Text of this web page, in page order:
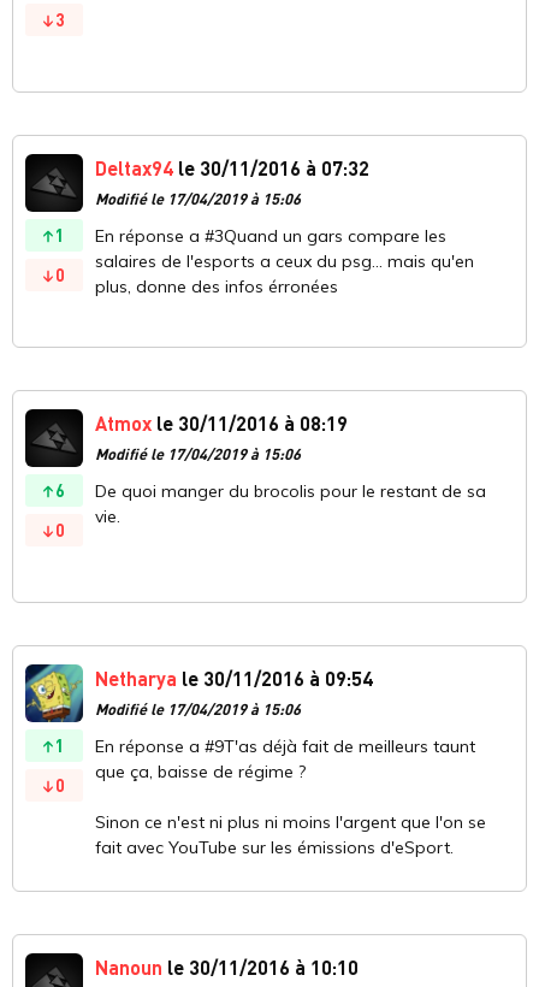
3
1
0
Deltax94 le 30/11/2016 à 07:32
Modifié le 17/04/2019 à 15:06
En réponse a #3Quand un gars compare les
salaires de l'esports a ceux du psg... mais qu'en
plus, donne des infos érronées
6
0
Atmox le 30/11/2016 à 08:19
Modifié le 17/04/2019 à 15:06
De quoi manger du brocolis pour le restant de sa
vie.
1
0
Netharya le 30/11/2016 à 09:54
Modifié le 17/04/2019 à 15:06
En réponse a #9T'as déjà fait de meilleurs taunt
que ça, baisse de régime ?
Sinon ce n'est ni plus ni moins l'argent que l'on se
fait avec YouTube sur les émissions d'eSport.
Nanoun le 30/11/2016 à 10:10